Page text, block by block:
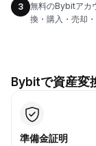
3
無料のBybitアカ
換・購入・売却
Bybitで資産変
準備金証明